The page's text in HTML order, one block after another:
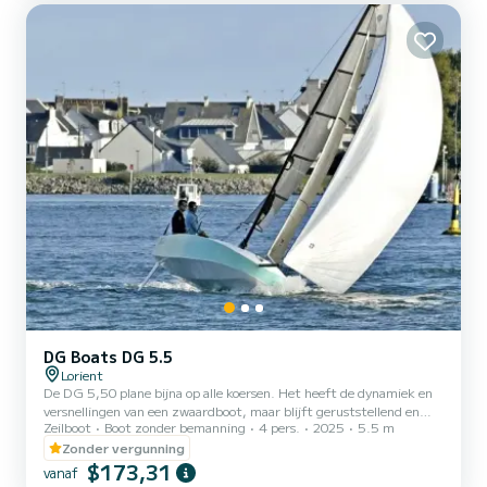
DG Boats DG 5.5
Lorient
De DG 5,50 plane bijna op alle koersen. Het heeft de dynamiek en
versnellingen van een zwaardboot, maar blijft geruststellend en
stabiel dankzij zijn mooie breedte en diepe kiel. De twee roeren
garanderen totale controle, zelfs bij opwindende surfs. Het dekplan
is ontworpen om de manoeuvres te vereenvoudigen en te
Zeilboot Boot zonder bemanning 4 pers. 2025
5.5 m
Zonder vergunning
vanaf $173,31